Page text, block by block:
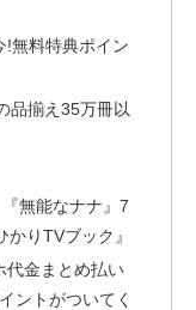
!無料特典ポイン
品揃え35万冊以
無能なナナ』7
りTVブック』
代金まとめ払い
ントがついてく